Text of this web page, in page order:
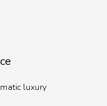
luxury